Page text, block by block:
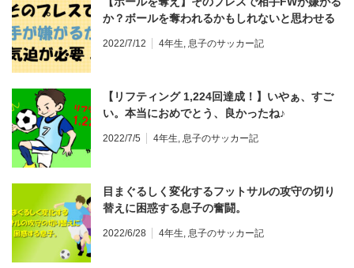
か？ボールを奪われるかもしれないと思わせる
2022/7/12 4年生, 息子のサッカー記
【リフティング 1,224回達成！】いやぁ、すご
い。本当におめでとう、良かったね♪
2022/7/5 4年生, 息子のサッカー記
目まぐるしく変化するフットサルの攻守の切り
替えに困惑する息子の奮闘。
2022/6/28 4年生, 息子のサッカー記